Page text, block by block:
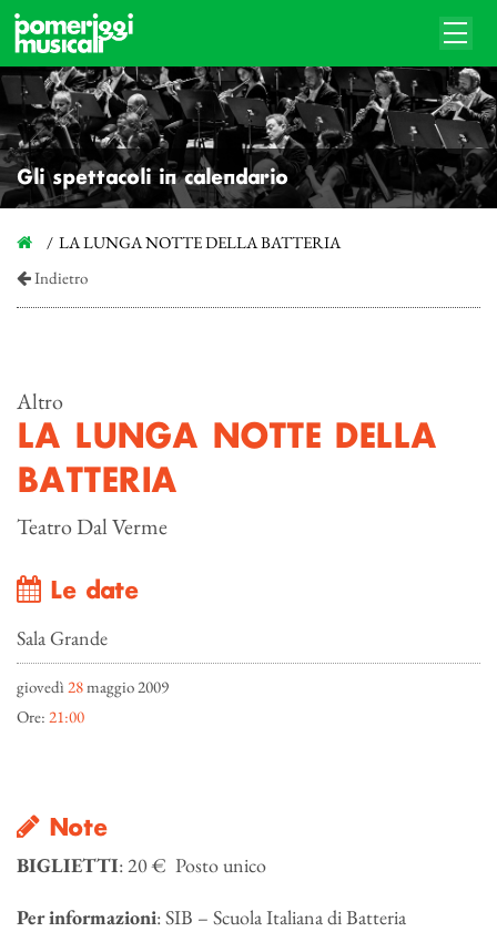
Gli spettacoli in calendario
LA LUNGA NOTTE DELLA BATTERIA
Indietro
Altro
LA LUNGA NOTTE DELLA
BATTERIA
Teatro Dal Verme
Le date
Sala Grande
giovedì 28maggio 2009
Ore: 21:00
Note
BIGLIETTI: 20 € Posto unico
Per informazioni: SIB – Scuola Italiana di Batteria